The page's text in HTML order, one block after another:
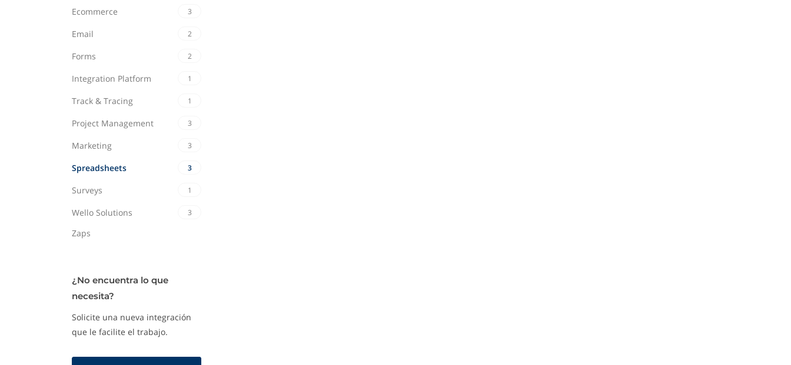
Ecommerce 3
Email 2
Forms 2
Integration Platform 1
Track & Tracing 1
Project Management 3
Marketing 3
Spreadsheets 3
Surveys 1
Wello Solutions 3
Zaps
¿No encuentra lo que
necesita?
Solicite una nueva integración
que le facilite el trabajo.